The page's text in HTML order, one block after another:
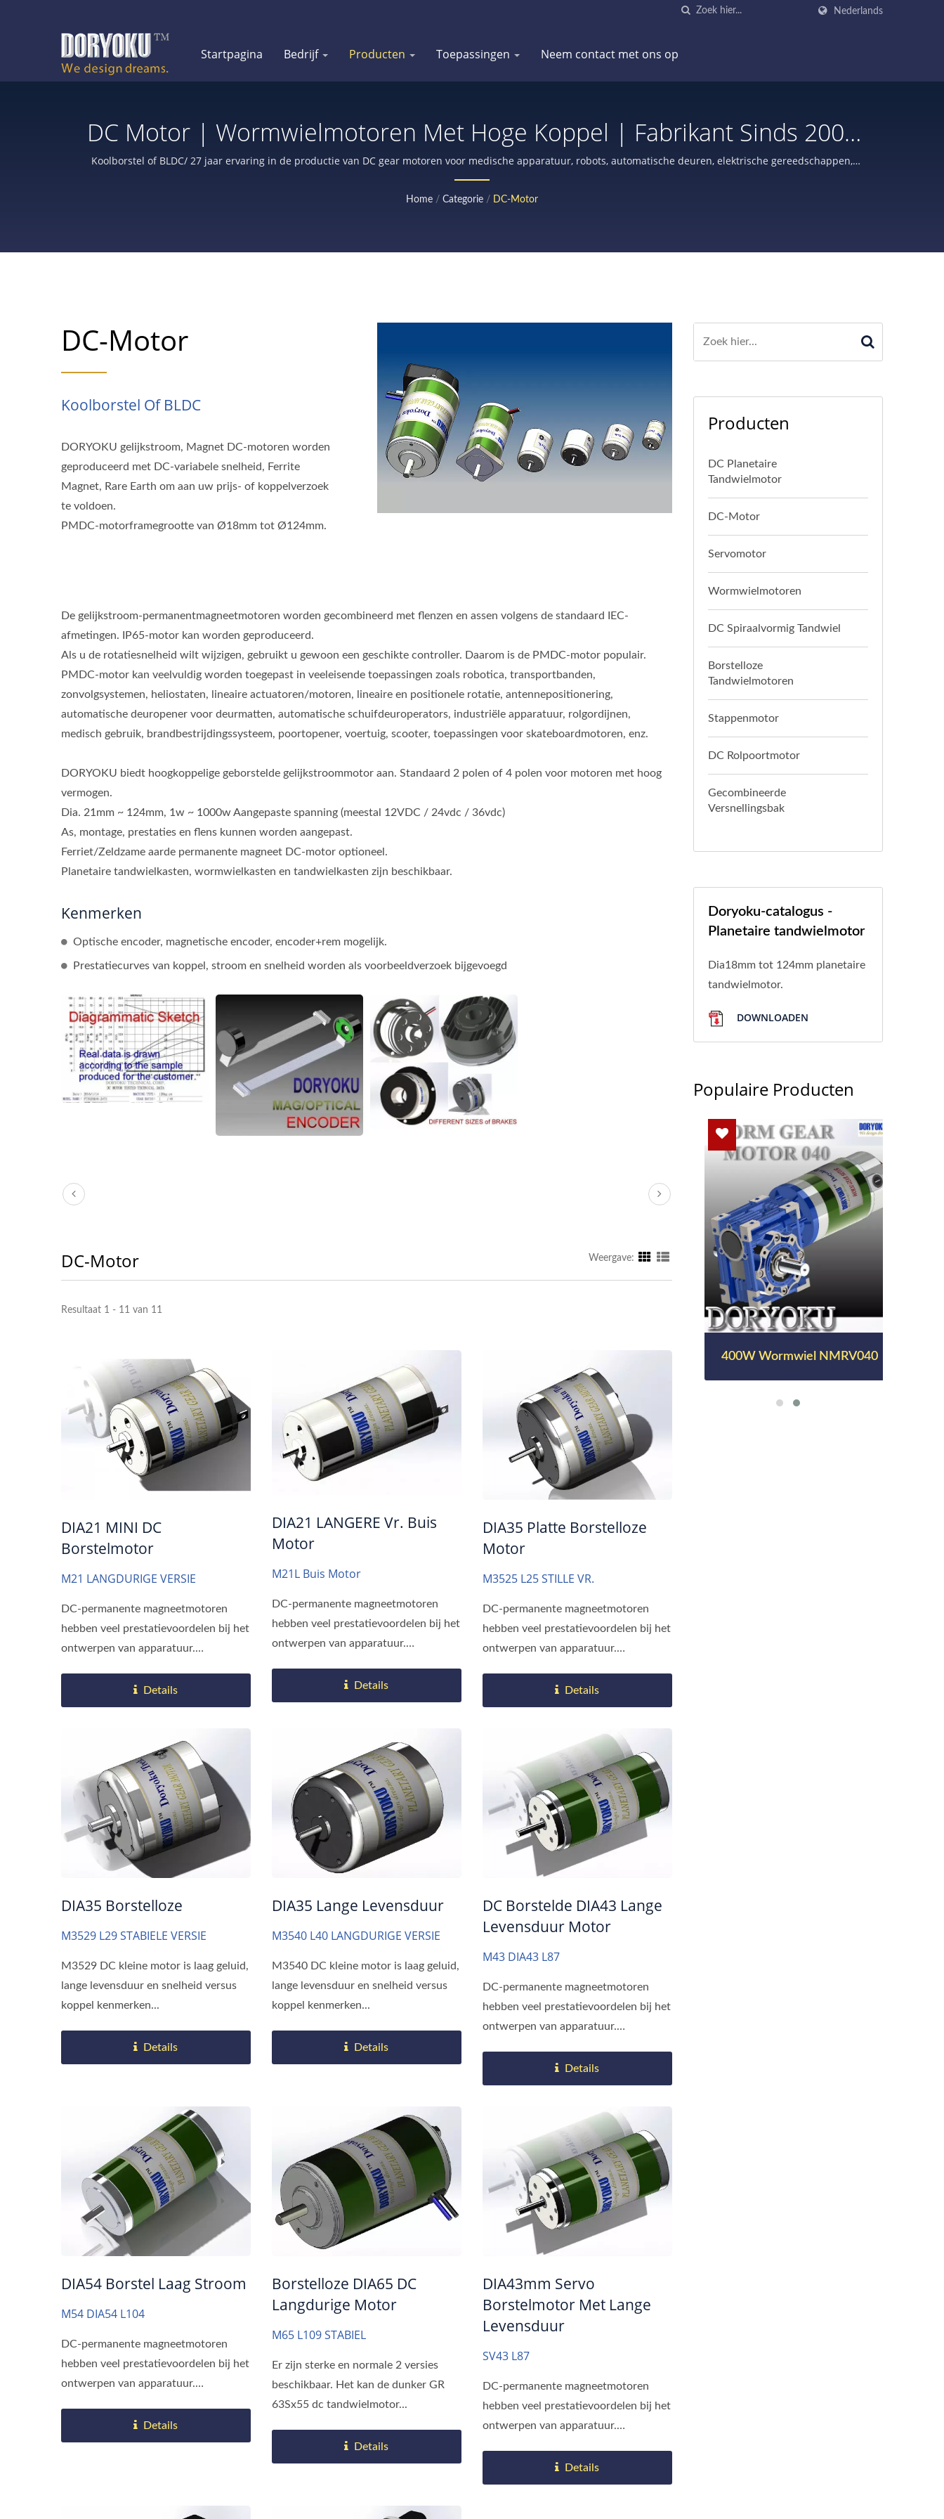
Nederlands
Startpagina Bedrijf Producten Toepassingen Neem contact met ons op
DC Motor | Wormwielmotoren Met Hoge Koppel | Fabrikant Sinds 2000
| Doryoku Technical Corp.
Koolborstel of BLDC/ 27 jaar ervaring in de productie van DC gear motoren voor medische apparatuur, robots, automatische deuren, elektrische gereedschappen,
landbouwmachines, met encoder of rem, beveiligingsslot, enz.
Home / Categorie / DC-Motor
DC-Motor
Koolborstel Of BLDC
DORYOKU gelijkstroom, Magnet DC-motoren worden
geproduceerd met DC-variabele snelheid, Ferrite
Magnet, Rare Earth om aan uw prijs- of koppelverzoek
te voldoen.
PMDC-motorframegrootte van Ø18mm tot Ø124mm.
De gelijkstroom-permanentmagneetmotoren worden gecombineerd met flenzen en assen volgens de standaard IEC-
afmetingen. IP65-motor kan worden geproduceerd.
Als u de rotatiesnelheid wilt wijzigen, gebruikt u gewoon een geschikte controller. Daarom is de PMDC-motor populair.
PMDC-motor kan veelvuldig worden toegepast in veeleisende toepassingen zoals robotica, transportbanden,
zonvolgsystemen, heliostaten, lineaire actuatoren/motoren, lineaire en positionele rotatie, antennepositionering,
automatische deuropener voor deurmatten, automatische schuifdeuroperators, industriële apparatuur, rolgordijnen,
medisch gebruik, brandbestrijdingssysteem, poortopener, voertuig, scooter, toepassingen voor skateboardmotoren, enz.
DORYOKU biedt hoogkoppelige geborstelde gelijkstroommotor aan. Standaard 2 polen of 4 polen voor motoren met hoog
vermogen.
Dia. 21mm ~ 124mm, 1w ~ 1000w Aangepaste spanning (meestal 12VDC / 24vdc / 36vdc)
As, montage, prestaties en flens kunnen worden aangepast.
Ferriet/Zeldzame aarde permanente magneet DC-motor optioneel.
Planetaire tandwielkasten, wormwielkasten en tandwielkasten zijn beschikbaar.
Kenmerken
Optische encoder, magnetische encoder, encoder+rem mogelijk.
Prestatiecurves van koppel, stroom en snelheid worden als voorbeeldverzoek bijgevoegd
DC-Motor Weergave:
Resultaat 1 - 11 van 11
DIA21 MINI DC
Borstelmotor
M21 LANGDURIGE VERSIE
DC-permanente magneetmotoren
hebben veel prestatievoordelen bij het
ontwerpen van apparatuur.
Details
DIA21 LANGERE Vr. Buis
Motor
M21L Buis Motor
DC-permanente magneetmotoren
hebben veel prestatievoordelen bij het
ontwerpen van apparatuur.
Details
DIA35 Platte Borstelloze
Motor
M3525 L25 STILLE VR.
DC-permanente magneetmotoren
hebben veel prestatievoordelen bij het
ontwerpen van apparatuur.
Details
DIA35 Borstelloze
M3529 L29 STABIELE VERSIE
M3529 DC kleine motor is laag geluid,
lange levensduur en snelheid versus
koppel kenmerken...
Details
DIA35 Lange Levensduur
M3540 L40 LANGDURIGE VERSIE
M3540 DC kleine motor is laag geluid,
lange levensduur en snelheid versus
koppel kenmerken...
Details
DC Borstelde DIA43 Lange
Levensduur Motor
M43 DIA43 L87
DC-permanente magneetmotoren
hebben veel prestatievoordelen bij het
ontwerpen van apparatuur.
Details
DIA54 Borstel Laag Stroom
M54 DIA54 L104
DC-permanente magneetmotoren
hebben veel prestatievoordelen bij het
ontwerpen van apparatuur.
Details
Borstelloze DIA65 DC
Langdurige Motor
M65 L109 STABIEL
Er zijn sterke en normale 2 versies
beschikbaar. Het kan de dunker GR
63Sx55 dc tandwielmotor...
Details
DIA43mm Servo
Borstelmotor Met Lange
Levensduur
SV43 L87
DC-permanente magneetmotoren
hebben veel prestatievoordelen bij het
ontwerpen van apparatuur.
Details
Producten
DC Planetaire
Tandwielmotor
DC-Motor
Servomotor
Wormwielmotoren
DC Spiraalvormig Tandwiel
Borstelloze
Tandwielmotoren
Stappenmotor
DC Rolpoortmotor
Gecombineerde
Versnellingsbak
Doryoku-catalogus -
Planetaire tandwielmotor
Dia18mm tot 124mm planetaire
tandwielmotor.
DOWNLOADEN
Populaire Producten
Mini Bldc-Motor 400W Wormwiel NMRV040